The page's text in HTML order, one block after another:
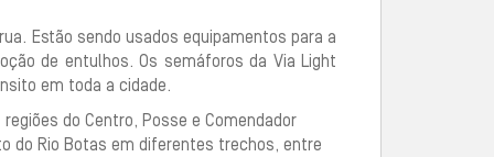
Estão sendo usados equipamentos para a
de entulhos. Os semáforos da Via Light
em toda a cidade.
do Centro, Posse e Comendador
do Rio Botas em diferentes trechos, entre